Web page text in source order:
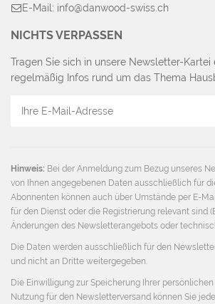
E-Mail: info@danwood-swiss.ch
NICHTS VERPASSEN
Tragen Sie sich in unsere Newsletter-Kartei
regelmäßig Infos rund um das Thema
Hinweis: Bei der Anmeldung zum Bezug unseres
von Ihnen angegebenen Daten ausschließlich für
Abonnenten können auch über Umstände per E-
für den Dienst oder die Registrierung relevant sind
Änderungen des Newsletterangebots oder
Die Daten werden ausschließlich für den
und nicht an Dritte weitergegeben.
Die Einwilligung zur Speicherung Ihrer
Nutzung für den Newsletterversand können Sie